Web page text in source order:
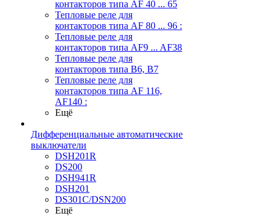
контакторов типа AF 40 ... 65
Тепловые реле для
контакторов типа AF 80 ... 96 :
Тепловые реле для
контакторов типа AF9 ... AF38
Тепловые реле для
контакторов типа В6, В7
Тепловые реле для
контакторов типа AF 116,
AF140 :
Ещё
Дифференциальные автоматические
выключатели
DSH201R
DS200
DSH941R
DSH201
DS301C/DSN200
Ещё